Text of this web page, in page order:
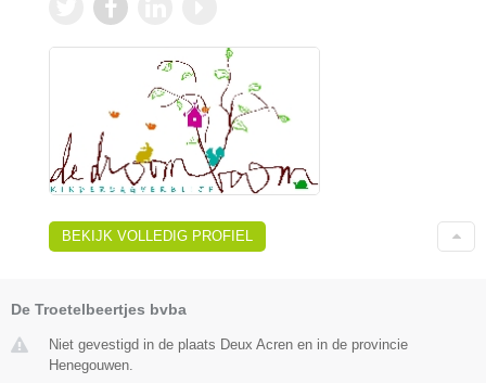
BEKIJK VOLLEDIG PROFIEL
De Troetelbeertjes bvba
Niet gevestigd in de plaats Deux Acren en in de provincie
Henegouwen.